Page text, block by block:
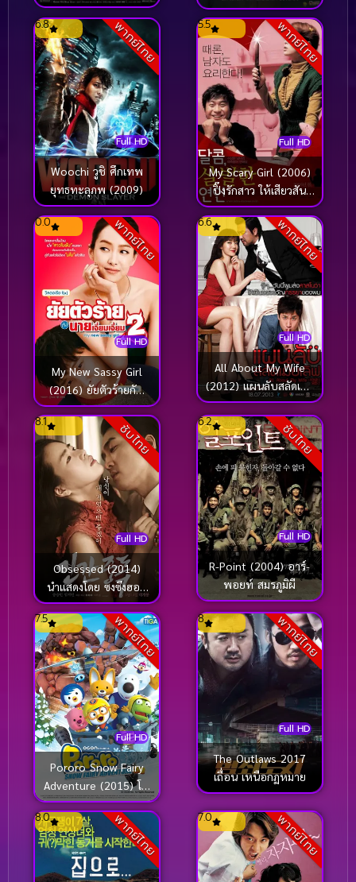
มิตรภาพเหนือพรมแดน
(2000)พากย์ไทย
Full HD
6.8
Woochi วูชิ ศึกเทพ
ยุทธทะลุภพ (2009)
พากย์ไทย
Full HD
5.5
My Scary Girl (2006)
ปิ๊งรักสาว ให้เสียวสัน
หลัง
พากย์ไทย
Full HD
0.0
My New Sassy Girl
(2016) ยัยตัวร้ายกับ
นายเจี๋ยมเจี้ยม 2
พากย์ไทย
Full HD
6.6
All About My Wife
(2012) แผนลับสลัดเมีย
เลิฟ
ซับไทย
Full HD
8.1
Obsessed (2014)
นำแสดงโดย ซงซึงฮอน
[ซับไทย]
ซับไทย
Full HD
6.2
R-Point (2004) อาร์-
พอยท์ สมรภูมิผี
พากย์ไทย
Full HD
7.5
Pororo Snow Fairy
Adventure (2015) โพ
โรโระ เดอะมูวี่ ภาค
มหัศจรรย์ดินแดนหิมะ
พากย์ไทย
Full HD
8
The Outlaws 2017
เถื่อน เหนือกฏหมาย
พากย์ไทย
8.0 พากย์ไทย
7.0